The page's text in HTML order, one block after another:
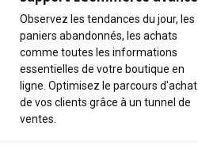
Observez les tendances du jour, les
paniers abandonnés, les achats
comme toutes les informations
essentielles de votre boutique en
ligne. Optimisez le parcours d'achat
de vos clients grâce à un tunnel de
ventes.